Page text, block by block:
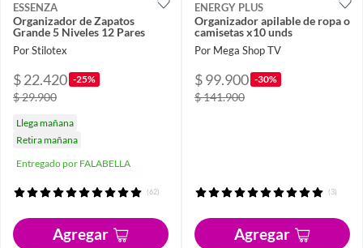
ESSENZA
Organizador de Zapatos
Grande 5 Niveles 12 Pares
Por Stilotex
$ 22.420 -25%
$ 29.900
Llega mañana
Retira mañana
Entregado por FALABELLA
(62)
Agregar
ENERGY PLUS
Organizador apilable de ropa o
camisetas x10 unds
Por Mega Shop TV
$ 99.900 -30%
$ 141.900
(3)
Agregar